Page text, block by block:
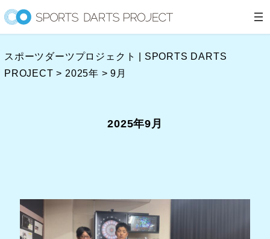
内
容
ス
キ
スポーツダーツプロジェクト | SPORTS DARTS
PROJECT > 2025年 >9月
2025年9月